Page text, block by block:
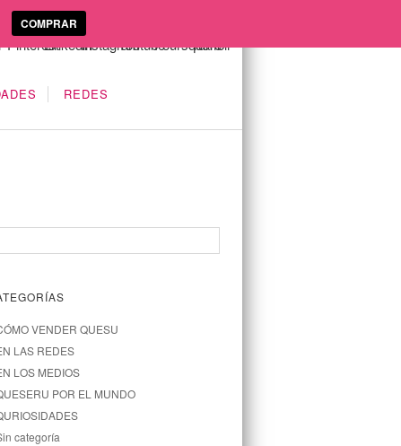
REDES
VENDER QUESU
LAS REDES
LOS MEDIOS
POR EL MUNDO
categoría
COMPRAR